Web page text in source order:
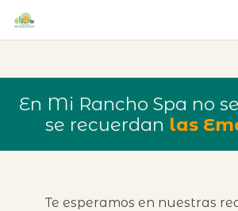
En Mi Rancho Spa no
se recuerdan las
Te esperamos en nuestras